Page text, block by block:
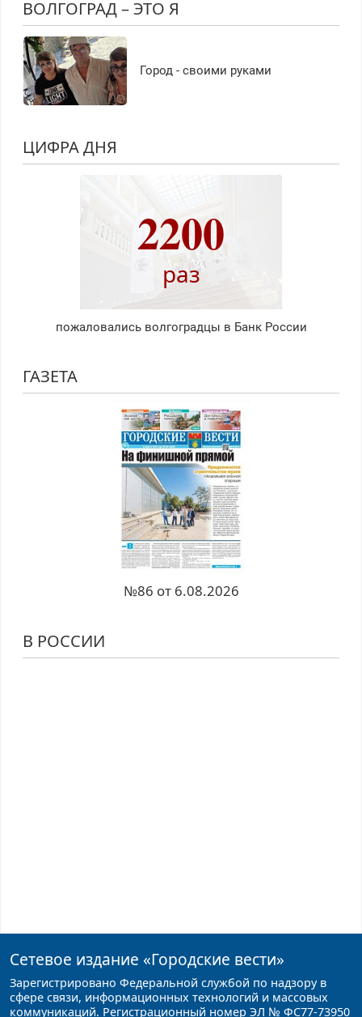
ВОЛГОГРАД – ЭТО Я
Город - своими руками
ЦИФРА ДНЯ
2200
раз
пожаловались волгоградцы в Банк России
ГАЗЕТА
№86 от 6.08.2026
В РОССИИ
Сетевое издание «Городские вести»
Зарегистрировано Федеральной службой по надзору в
сфере связи, информационных технологий и массовых
коммуникаций. Регистрационный номер ЭЛ № ФС77-73950